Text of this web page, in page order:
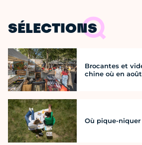
SÉLECTIONS
Brocantes et
chine où en
Où pique-niquer